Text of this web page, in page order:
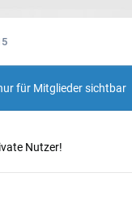
für Mitglieder sichtbar
Nutzer!